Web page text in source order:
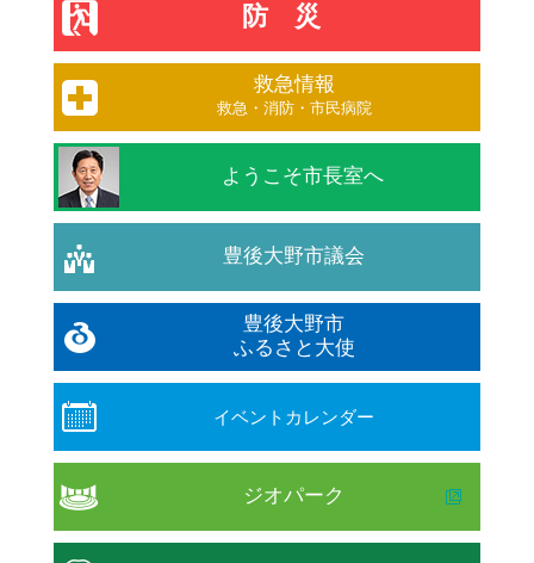
防災
救急情報
救急・消防・市民病院
ようこそ市長室へ
豊後大野市議会
豊後大野市
ふるさと大使
イベントカレンダー
ジオパーク